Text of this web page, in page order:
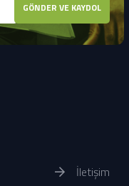
GÖNDER VE KAYDOL
İletişim